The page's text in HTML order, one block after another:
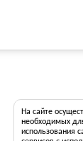
На сайте
необходимых
использования